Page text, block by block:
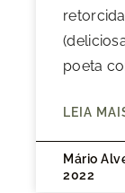
poeta
LEIA
Mário
2022